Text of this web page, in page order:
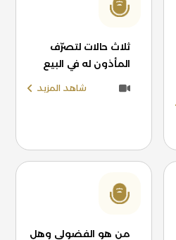
ثلاث حالات لتصرّف
المأذون له في البيع
شاهد المزيد
من هو الفضولي وهل